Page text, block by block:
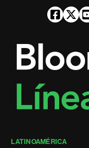
LATINOAMÉRICA